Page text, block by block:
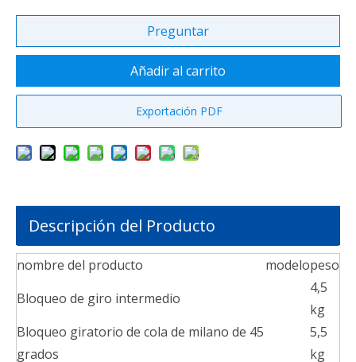
Preguntar
Añadir al carrito
Exportación PDF
Descripción del Producto
nombre del producto modelopeso
Bloqueo de giro intermedio
4,5
kg
Bloqueo giratorio de cola de milano de 45
grados
5,5
kg